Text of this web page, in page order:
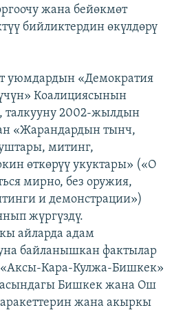
жана бейөкмөт
бийликтердин өкүлдөрү
уюмдардын «Демократия
Коалициясынын
талкууну 2002-жылдын
«Жарандардын тынч,
митинг,
өткөрүү укуктары» («О
мирно, без оружия,
и демонстрации»)
жүргүздү.
айларда адам
байланышкан фактылар
Кара-Кулжа-Бишкек»
Бишкек жана Ош
жана акыркы